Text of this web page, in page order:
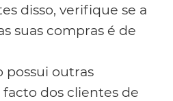
disso, verifique se a
suas compras é de
possui outras
dos clientes de